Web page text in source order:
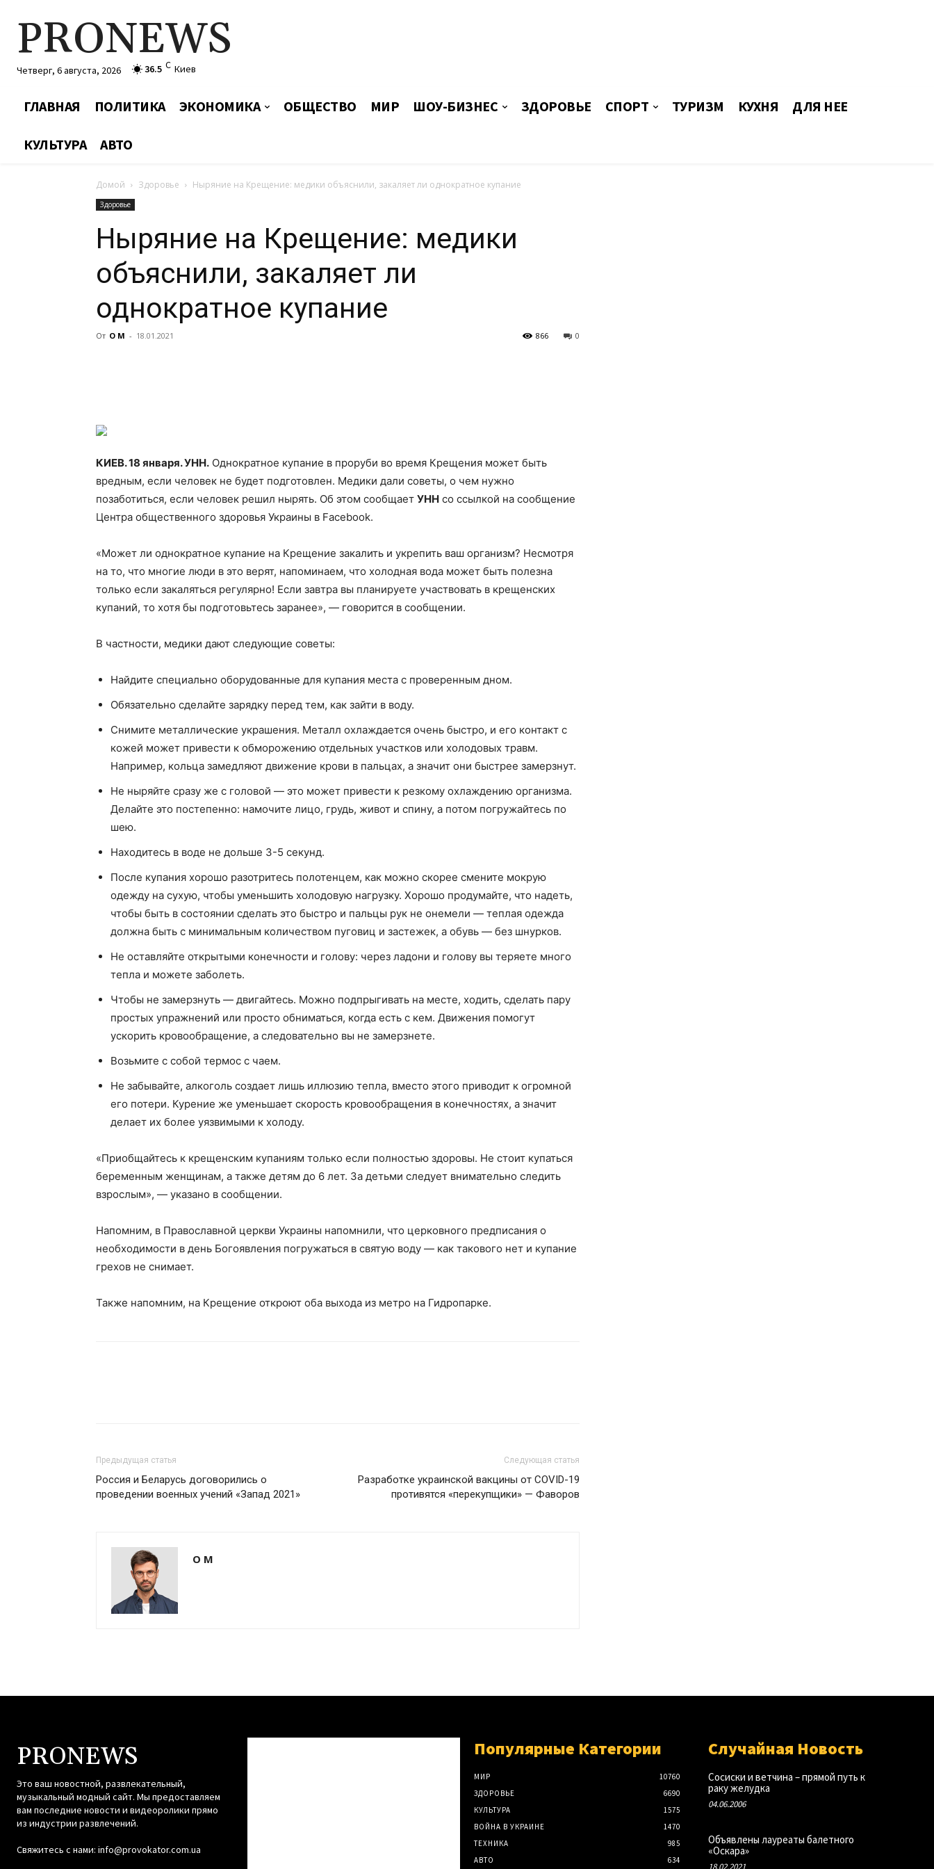
PRONEWS
Четверг, 6 августа, 2026 36.5 C Киев
ГЛАВНАЯ ПОЛИТИКА ЭКОНОМИКА ОБЩЕСТВО МИР ШОУ-БИЗНЕС ЗДОРОВЬЕ СПОРТ ТУРИЗМ КУХНЯ ДЛЯ НЕЕ
КУЛЬТУРА АВТО
Домой Здоровье Ныряние на Крещение: медики объяснили, закаляет ли однократное купание
Здоровье
Ныряние на Крещение: медики
объяснили, закаляет ли
однократное купание
От О М - 18.01.2021 0
866
КИЕВ. 18 января. УНН. Однократное купание в проруби во время Крещения может быть
вредным, если человек не будет подготовлен. Медики дали советы, о чем нужно
позаботиться, если человек решил нырять. Об этом сообщает УНН со ссылкой на сообщение
Центра общественного здоровья Украины в Facebook.
«Может ли однократное купание на Крещение закалить и укрепить ваш организм? Несмотря
на то, что многие люди в это верят, напоминаем, что холодная вода может быть полезна
только если закаляться регулярно! Если завтра вы планируете участвовать в крещенских
купаний, то хотя бы подготовьтесь заранее», — говорится в сообщении.
В частности, медики дают следующие советы:
Найдите специально оборудованные для купания места с проверенным дном.
Обязательно сделайте зарядку перед тем, как зайти в воду.
Снимите металлические украшения. Металл охлаждается очень быстро, и его контакт с
кожей может привести к обморожению отдельных участков или холодовых травм.
Например, кольца замедляют движение крови в пальцах, а значит они быстрее замерзнут.
Не ныряйте сразу же с головой — это может привести к резкому охлаждению организма.
Делайте это постепенно: намочите лицо, грудь, живот и спину, а потом погружайтесь по
шею.
Находитесь в воде не дольше 3-5 секунд.
После купания хорошо разотритесь полотенцем, как можно скорее смените мокрую
одежду на сухую, чтобы уменьшить холодовую нагрузку. Хорошо продумайте, что надеть,
чтобы быть в состоянии сделать это быстро и пальцы рук не онемели — теплая одежда
должна быть с минимальным количеством пуговиц и застежек, а обувь — без шнурков.
Не оставляйте открытыми конечности и голову: через ладони и голову вы теряете много
тепла и можете заболеть.
Чтобы не замерзнуть — двигайтесь. Можно подпрыгивать на месте, ходить, сделать пару
простых упражнений или просто обниматься, когда есть с кем. Движения помогут
ускорить кровообращение, а следовательно вы не замерзнете.
Возьмите с собой термос с чаем.
Не забывайте, алкоголь создает лишь иллюзию тепла, вместо этого приводит к огромной
его потери. Курение же уменьшает скорость кровообращения в конечностях, а значит
делает их более уязвимыми к холоду.
«Приобщайтесь к крещенским купаниям только если полностью здоровы. Не стоит купаться
беременным женщинам, а также детям до 6 лет. За детьми следует внимательно следить
взрослым», — указано в сообщении.
Напомним, в Православной церкви Украины напомнили, что церковного предписания о
необходимости в день Богоявления погружаться в святую воду — как такового нет и купание
грехов не снимает.
Также напомним, на Крещение откроют оба выхода из метро на Гидропарке.
Предыдущая статья
Россия и Беларусь договорились о
проведении военных учений «Запад 2021»
Следующая статья
Разработке украинской вакцины от COVID-19
противятся «перекупщики» — Фаворов
О М
PRONEWS
Это ваш новостной, развлекательный,
музыкальный модный сайт. Мы предоставляем
вам последние новости и видеоролики прямо
из индустрии развлечений.
Свяжитесь с нами: info@provokator.com.ua
Популярные Категории
МИР
10760
ЗДОРОВЬЕ
6690
КУЛЬТУРА
1575
ВОЙНА В УКРАИНЕ
1470
ТЕХНИКА
985
АВТО
634
Случайная Новость
Сосиски и ветчина – прямой путь к
раку желудка
04.06.2006
Объявлены лауреаты балетного
«Оскара»